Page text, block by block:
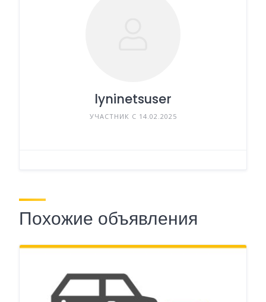
lyninetsuser
УЧАСТНИК С 14.02.2025
Похожие объявления